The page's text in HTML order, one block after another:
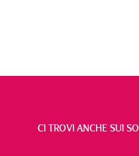
CI TROVI ANCHE SUI